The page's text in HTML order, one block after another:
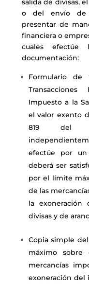
salida de divisas,
o del envío de
presentar de
financiera o
cuales efectúe
documentación:
Formulario de
Impuesto a la
el valor exento
819 del
efectúe por
deberá ser
por el límite
de las
la
divisas y de
Copia simple
máximo
mercancías
exoneración del